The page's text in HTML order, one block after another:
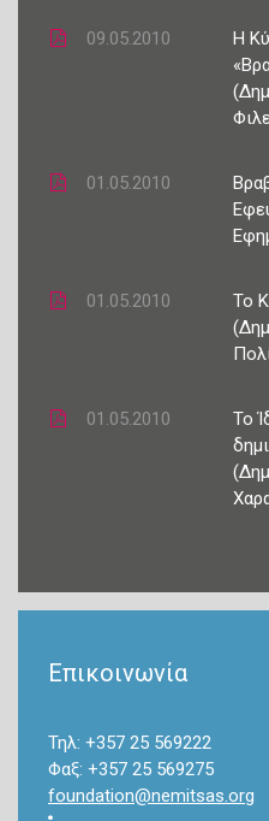
09.05.2010
Η
01.05.2010
01.05.2010
Το
01.05.2010
Το
Επικοινωνία
Τηλ: +357 25 569222
Φαξ: +357 25 569275
foundation@nemitsas.org